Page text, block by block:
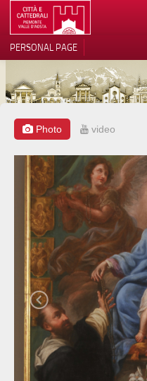
LOCATION
ARCHITECTURE
MUSEUMS
ITINERARIES
EVENTS
HOST
VOLUNTEERS
CONTACTS
PRESS
PERSONAL PAGE
Photo video
Notice at collection
Your Privacy